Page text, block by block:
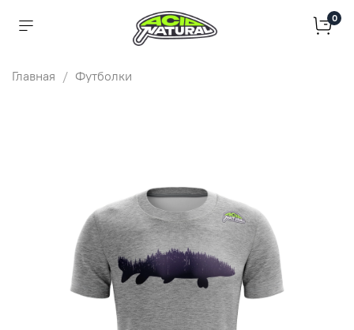
0
Главная Футболки